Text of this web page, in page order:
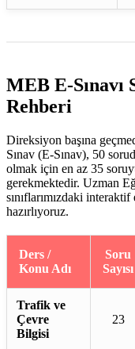
MEB E-Sınavı
Rehberi
Direksiyon başına
Sınav (E-Sınav), 50
olmak için en az 35
gerekmektedir. Uzman
sınıflarımızdaki
hazırlıyoruz.
Ders /
Konu Adı
Soru
Sayısı
Trafik ve
Çevre
Bilgisi
23